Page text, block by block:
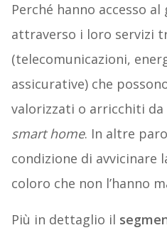
Perché hanno accesso
attraverso i loro servizi
(telecomunicazioni,
assicurative) che
valorizzati o arricchiti
smart home. In altre
condizione di avvicinare
coloro che non l’hanno
Più in dettaglio il